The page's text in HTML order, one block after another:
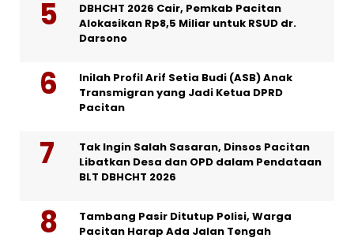
DBHCHT 2026 Cair, Pemkab Pacitan
Alokasikan Rp8,5 Miliar untuk RSUD dr.
Darsono
Inilah Profil Arif Setia Budi (ASB) Anak
Transmigran yang Jadi Ketua DPRD
Pacitan
Tak Ingin Salah Sasaran, Dinsos Pacitan
Libatkan Desa dan OPD dalam Pendataan
BLT DBHCHT 2026
Tambang Pasir Ditutup Polisi, Warga
Pacitan Harap Ada Jalan Tengah